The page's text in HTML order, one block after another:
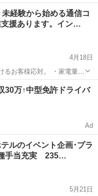
ます! やりがいも更にアッ
、販売経験者歓迎!/ あなた
経験から始める通信コ
援あります。イン…
4月18日
お客様応対。 ・家電量販
れるお客様の通信費の見直
でとにか
30万↑中型免許ドライバ
Ad
ルのイベント企画･プラ
手当充実 235…
5月21日